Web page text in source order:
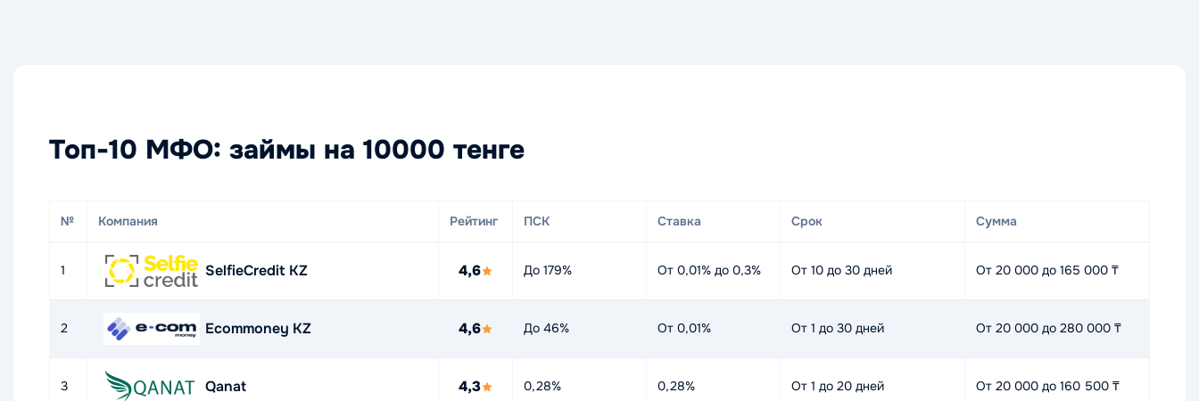
Топ-10 МФО: займы на 10000 тенге
№ Компания Рейтинг ПСК Ставка Срок Сумма
1 SelfieCredit KZ 4,6 До 179% От 0,01% до 0,3% От 10 до 30 дней От 20 000 до 165 000 ₸
2 Ecommoney KZ 4,6 До 46% От 0,01% От 1 до 30 дней От 20 000 до 280 000 ₸
3 Qanat 4,3 0,28% 0,28% От 1 до 20 дней От 20 000 до 160 500 ₸